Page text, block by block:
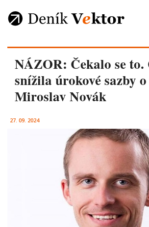
NÁZOR: Čekalo se to.
snížila úrokové sazby
Miroslav Novák
27. 09. 2024